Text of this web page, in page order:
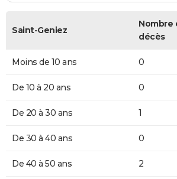
Saint-Geniez
Nombre
décès
Moins de 10 ans 0
De 10 à 20 ans 0
De 20 à 30 ans 1
De 30 à 40 ans 0
De 40 à 50 ans 2